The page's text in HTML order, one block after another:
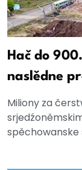
Hač do
naslědne
Miliony za
spěchowanske